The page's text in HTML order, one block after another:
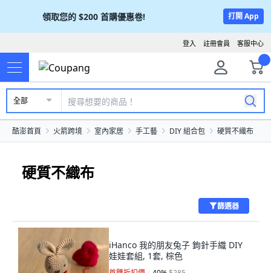
領取您的 $200 首購優惠卷! 打開 App
客服中心
註冊會員
登入
全部
酷澎首頁 火箭跨境 室內家居 手工藝 DIY 組合包 硬質不織布
硬質不織布
篩選器
iHanco 我的朋友兔子 鉤針手織 DIY
娃娃套組, 1套, 棕色